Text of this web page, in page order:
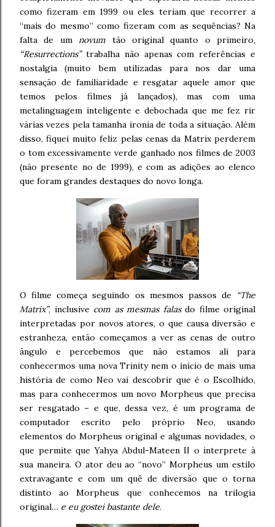
como fizeram em 1999 ou eles teriam que recorrer a
“mais do mesmo” como fizeram com as sequências? Na
falta de umnovum tão original quanto o primeiro,
“Resurrections”trabalha não apenas com referências e
nostalgia (muito bem utilizadas para nos dar uma
sensação de familiaridade e resgatar aquele amor que
temos pelos filmes já lançados), mas com uma
metalinguagem inteligente e debochada que me fez rir
várias vezes pela tamanha ironia de toda a situação. Além
disso, fiquei muito feliz pelas cenas da Matrix perderem
o tom excessivamente verde ganhado nos filmes de 2003
(não presente no de 1999), e com as adições ao elenco
que foram grandes destaques do novo longa.
O filme começa seguindo os mesmos passos de “The
Matrix”, inclusive com as mesmas falasdo filme original
interpretadas por novos atores, o que causa diversão e
estranheza, então começamos a ver as cenas de outro
ângulo e percebemos que não estamos ali para
conhecermos uma nova Trinity nem o início de mais uma
história de como Neo vai descobrir que é o Escolhido,
mas para conhecermos um novo Morpheus que precisa
ser resgatado – e que, dessa vez, é um programa de
computador escrito pelo próprio Neo, usando
elementos do Morpheus original e algumas novidades, o
que permite que Yahya Abdul-Mateen II o interprete à
sua maneira. O ator deu ao “novo” Morpheus um estilo
extravagante e com um quê de diversão que o torna
distinto ao Morpheus que conhecemos na trilogia
original… e eu gostei bastante dele.